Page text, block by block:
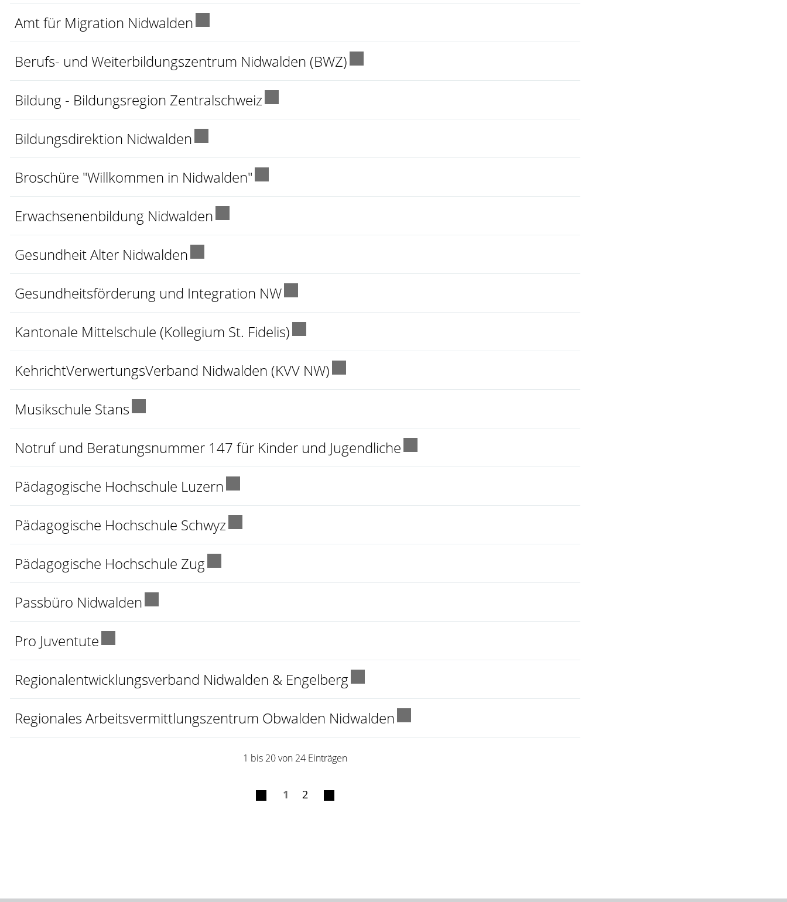
Amt für Migration NidwaldenExterner Link wird in einem neuen Fenster geöffnet.
Berufs- und Weiterbildungszentrum Nidwalden (BWZ)Externer Link wird in einem neuen Fenster geöffnet.
Bildung - Bildungsregion ZentralschweizExterner Link wird in einem neuen Fenster geöffnet.
Bildungsdirektion NidwaldenExterner Link wird in einem neuen Fenster geöffnet.
Broschüre "Willkommen in Nidwalden"Externer Link wird in einem neuen Fenster geöffnet.
Erwachsenenbildung NidwaldenExterner Link wird in einem neuen Fenster geöffnet.
Gesundheit Alter NidwaldenExterner Link wird in einem neuen Fenster geöffnet.
Gesundheitsförderung und Integration NWExterner Link wird in einem neuen Fenster geöffnet.
Kantonale Mittelschule (Kollegium St. Fidelis)Externer Link wird in einem neuen Fenster geöffnet.
KehrichtVerwertungsVerband Nidwalden (KVV NW)Externer Link wird in einem neuen Fenster geöffnet.
Musikschule StansExterner Link wird in einem neuen Fenster geöffnet.
Notruf und Beratungsnummer 147 für Kinder und JugendlicheExterner Link wird in einem neuen Fenster geöffnet.
Pädagogische Hochschule LuzernExterner Link wird in einem neuen Fenster geöffnet.
Pädagogische Hochschule SchwyzExterner Link wird in einem neuen Fenster geöffnet.
Pädagogische Hochschule ZugExterner Link wird in einem neuen Fenster geöffnet.
Passbüro NidwaldenExterner Link wird in einem neuen Fenster geöffnet.
Pro JuventuteExterner Link wird in einem neuen Fenster geöffnet.
Regionalentwicklungsverband Nidwalden & EngelbergExterner Link wird in einem neuen Fenster geöffnet.
Regionales Arbeitsvermittlungszentrum Obwalden NidwaldenExterner Link wird in einem neuen Fenster geöffnet.
1 bis 20 von 24 Einträgen
1 2